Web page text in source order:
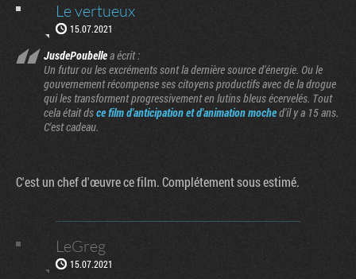
Le vertueux
15.07.2021
JusdePoubellea écrit :
Un futur ou les excréments sont la dernière source d'énergie. Ou le
gouvernement récompense ses citoyens productifs avec de la drogue
qui les transforment progressivement en lutins bleus écervelés. Tout
cela était dsce film d'anticipation et d'animation moched'il y a 15 ans.
C'est cadeau.
C'est un chef d'œuvre ce film. Complétement sous estimé.
LeGreg
15.07.2021